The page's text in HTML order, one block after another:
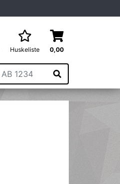
Huskeliste 0,00